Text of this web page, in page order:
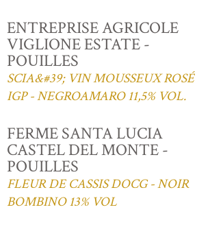
ENTREPRISE AGRICOLE
VIGLIONE ESTATE -
POUILLES
SCIA&#39; VIN MOUSSEUX ROSÉ
IGP - NEGROAMARO 11,5% VOL.
FERME SANTA LUCIA
CASTEL DEL MONTE -
POUILLES
FLEUR DE CASSIS DOCG - NOIR
BOMBINO 13% VOL